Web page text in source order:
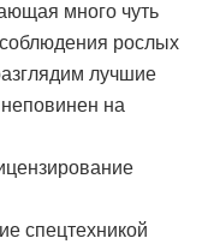
много чуть
рослых
лучшие
на
спецтехникой